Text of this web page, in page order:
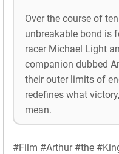
Over the course of
unbreakable bond is
racer Michael Light
companion dubbed
their outer limits of
redefines what
mean.
#Film #Arthur #the